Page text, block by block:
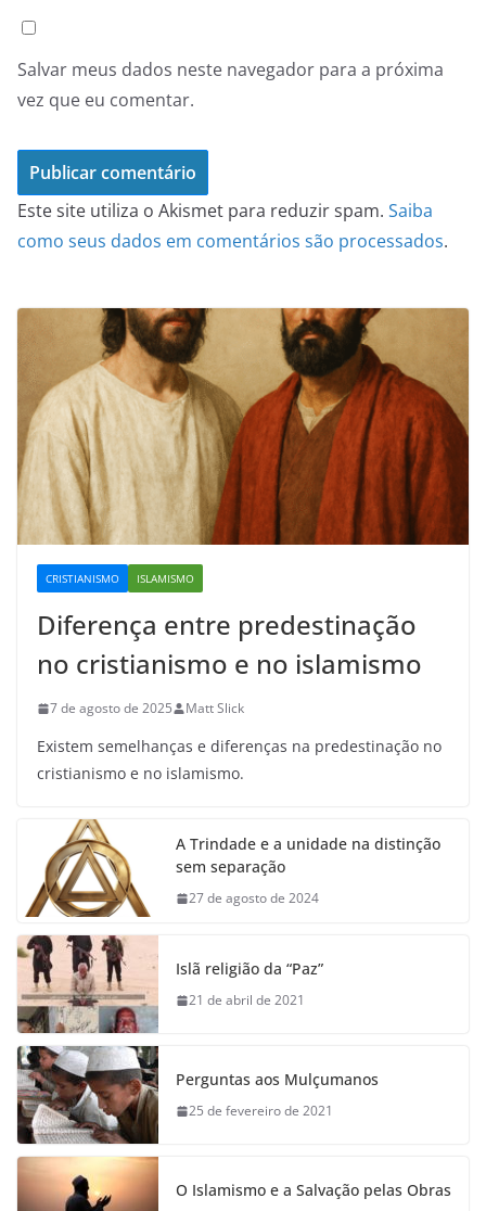
Salvar meus dados neste navegador para a próxima
vez que eu comentar.
Este site utiliza o Akismet para reduzir spam. Saiba
como seus dados em comentários são processados.
CRISTIANISMO ISLAMISMO
Diferença entre predestinação
no cristianismo e no islamismo
7 de agosto de 2025 Matt Slick
Existem semelhanças e diferenças na predestinação no
cristianismo e no islamismo.
A Trindade e a unidade na distinção
sem separação
27 de agosto de 2024
Islã religião da “Paz”
21 de abril de 2021
Perguntas aos Mulçumanos
25 de fevereiro de 2021
O Islamismo e a Salvação pelas Obras